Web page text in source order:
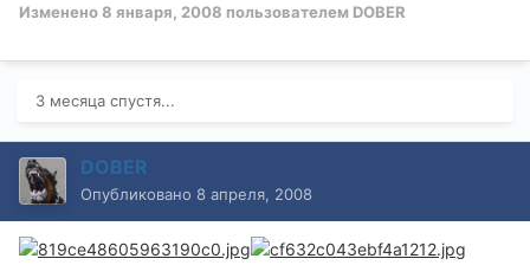
Изменено8 января, 2008 пользователем DOBER
3 месяца спустя...
DOBER
Опубликовано 8 апреля, 2008